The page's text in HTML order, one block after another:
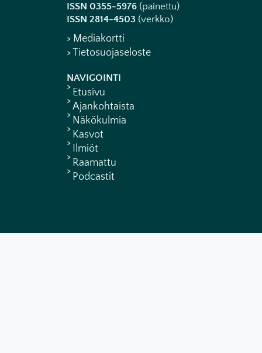
ISSN 0355-5976 (painettu)
ISSN 2814-4503 (verkko)
> Mediakortti
> Tietosuojaseloste
NAVIGOINTI
Etusivu
Ajankohtaista
Näkökulmia
Kasvot
Ilmiöt
Raamattu
Podcastit